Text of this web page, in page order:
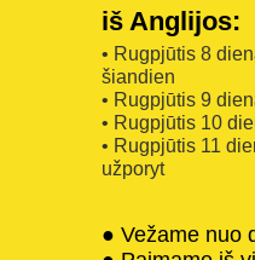
iš Anglijos:
• Rugpjūtis 8
šiandien
• Rugpjūtis 9
• Rugpjūtis 10
• Rugpjūtis 11
užporyt
● Vežame nuo